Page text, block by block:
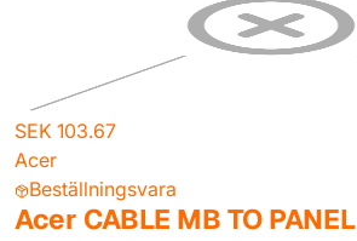
SEK 103.67
Acer
Beställningsvara
Acer CABLE MB TO PANEL